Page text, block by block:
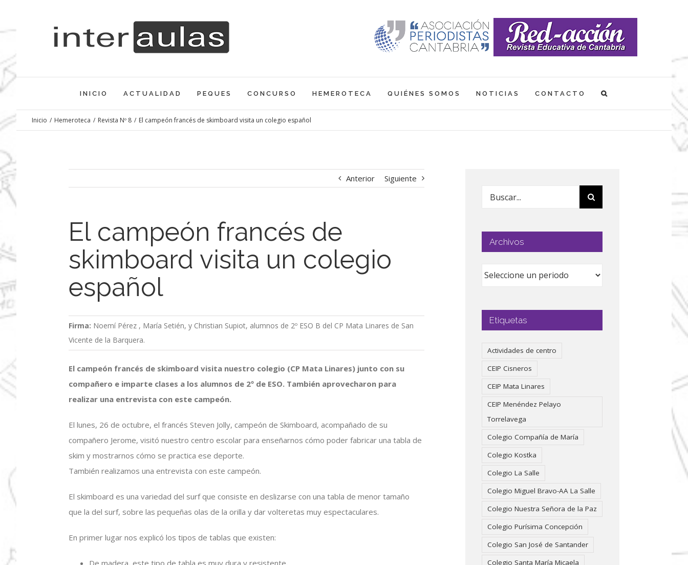
INICIO ACTUALIDAD PEQUES CONCURSO HEMEROTECA QUIÉNES SOMOS NOTICIAS CONTACTO
Inicio / Hemeroteca / Revista Nº 8 / El campeón francés de skimboard visita un colegio español
Anterior Siguiente
El campeón francés de
skimboard visita un colegio
español
Firma: Noemí Pérez , María Setién, y Christian Supiot, alumnos de 2º ESO B del CP Mata Linares de San
Vicente de la Barquera.
El campeón francés de skimboard visita nuestro colegio (CP Mata Linares) junto con su
compañero e imparte clases a los alumnos de 2º de ESO. También aprovecharon para
realizar una entrevista con este campeón.
El lunes, 26 de octubre, el francés Steven Jolly, campeón de Skimboard, acompañado de su
compañero Jerome, visitó nuestro centro escolar para enseñarnos cómo poder fabricar una tabla de
skim y mostrarnos cómo se practica ese deporte.
También realizamos una entrevista con este campeón.
El skimboard es una variedad del surf que consiste en deslizarse con una tabla de menor tamaño
que la del surf, sobre las pequeñas olas de la orilla y dar volteretas muy espectaculares.
En primer lugar nos explicó los tipos de tablas que existen:
De madera, este tipo de tabla es muy dura y resistente.
Buscar:
Archivos
Etiquetas
Actividades de centro
CEIP Cisneros
CEIP Mata Linares
CEIP Menéndez Pelayo
Torrelavega
Colegio Compañía de María
Colegio Kostka
Colegio La Salle
Colegio Miguel Bravo-AA La Salle
Colegio Nuestra Señora de la Paz
Colegio Purísima Concepción
Colegio San José de Santander
Colegio Santa María Micaela